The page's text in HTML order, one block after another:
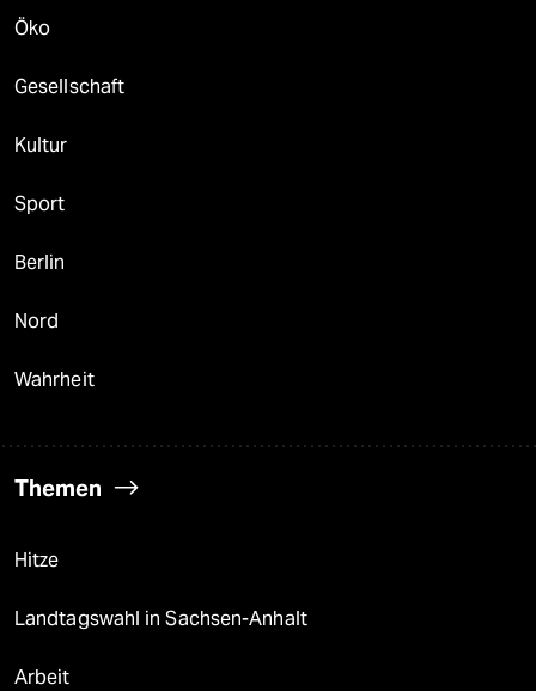
Öko
Gesellschaft
Kultur
Sport
Berlin
Nord
Wahrheit
Themen
Hitze
Landtagswahl in Sachsen-Anhalt
Arbeit